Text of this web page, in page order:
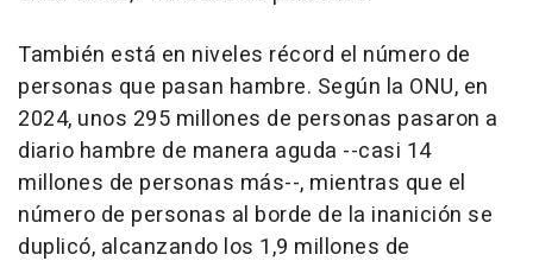
También está en niveles récord el número de
personas que pasan hambre. Según la ONU, en
2024, unos 295 millones de personas pasaron a
diario hambre de manera aguda --casi 14
millones de personas más--, mientras que el
número de personas al borde de la inanición se
duplicó, alcanzando los 1,9 millones de